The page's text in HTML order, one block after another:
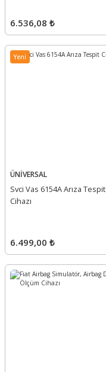
6.536,08 ₺
Yeni
ÜNİVERSAL
Svci Vas 6154A Arıza Tespit
Cihazı
6.499,00 ₺